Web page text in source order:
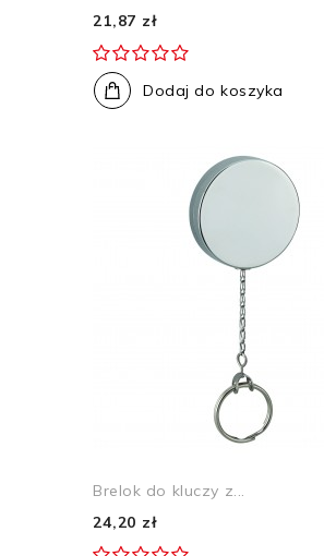
21,87 zł
Dodaj do koszyka
Brelok do kluczy z...
24,20 zł